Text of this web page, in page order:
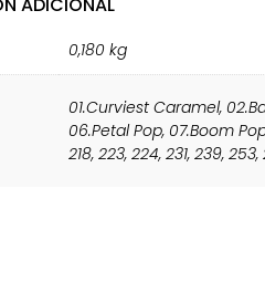
0,180 kg
01.Curviest Caramel,
06.Petal Pop, 07.Boom
218, 223, 224, 231, 239, 253,